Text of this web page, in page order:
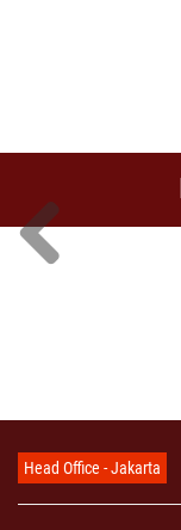
Head Office - Jakarta